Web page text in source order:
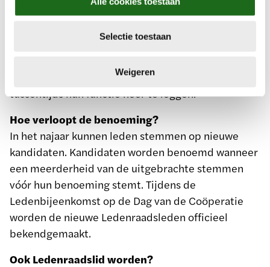
Selectie toestaan
Weigeren
herbenoeming van twee jaar;
treden leden uit volgens het rooster van
Ledenraadsleden kunnen er ook voor kiezen om
tussentijds hun functie neer te leggen.
Hoe verloopt de benoeming?
In het najaar kunnen leden stemmen op nieuwe
kandidaten. Kandidaten worden benoemd wanneer
een meerderheid van de uitgebrachte stemmen
vóór hun benoeming stemt. Tijdens de
Ledenbijeenkomst op de Dag van de Coöperatie
worden de nieuwe Ledenraadsleden officieel
bekendgemaakt.
Ook Ledenraadslid worden?